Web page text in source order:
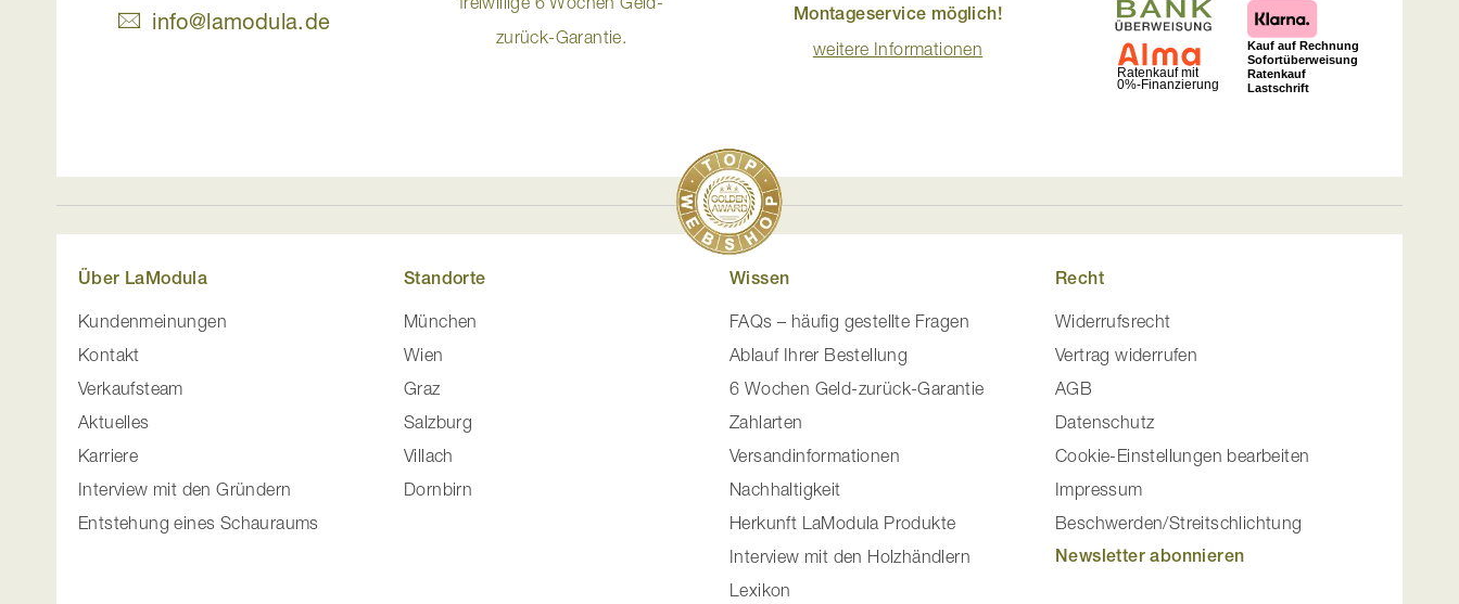
info@lamodula.de
zurück-Garantie.
Montageservice möglich!
weitere Informationen
Über LaModula
Kundenmeinungen
Kontakt
Verkaufsteam
Aktuelles
Karriere
Interview mit den Gründern
Entstehung eines Schauraums
Standorte
München
Wien
Graz
Salzburg
Villach
Dornbirn
Wissen
FAQs – häufig gestellte Fragen
Ablauf Ihrer Bestellung
6 Wochen Geld-zurück-Garantie
Zahlarten
Versandinformationen
Nachhaltigkeit
Herkunft LaModula Produkte
Interview mit den Holzhändlern
Lexikon
Recht
Widerrufsrecht
Vertrag widerrufen
AGB
Datenschutz
Cookie-Einstellungen bearbeiten
Impressum
Beschwerden/Streitschlichtung
Newsletter abonnieren